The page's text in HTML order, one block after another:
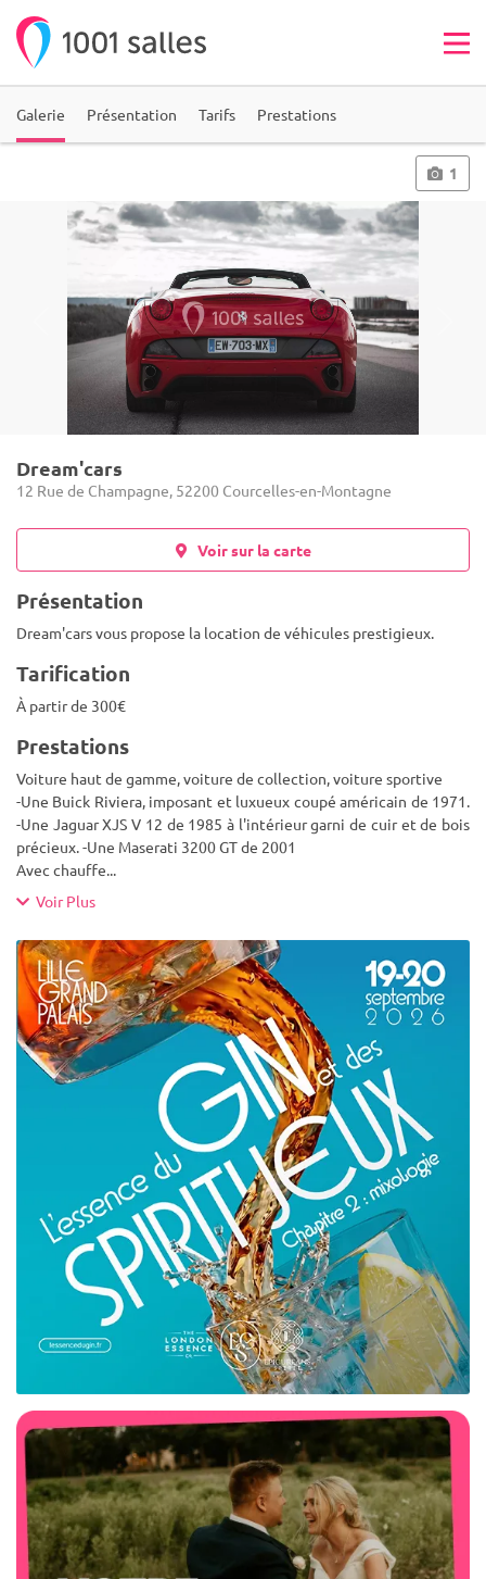
Galerie Présentation Tarifs Prestations
1
Dream'cars
12 Rue de Champagne, 52200 Courcelles-en-Montagne
Voir sur la carte
Présentation
Dream'cars vous propose la location de véhicules prestigieux.
Tarification
À partir de 300€
Prestations
Voiture haut de gamme, voiture de collection, voiture sportive
-Une Buick Riviera, imposant et luxueux coupé américain de 1971.
-Une Jaguar XJS V 12 de 1985 à l'intérieur garni de cuir et de bois
précieux. -Une Maserati 3200 GT de 2001
Avec chauffe...
Voir Plus